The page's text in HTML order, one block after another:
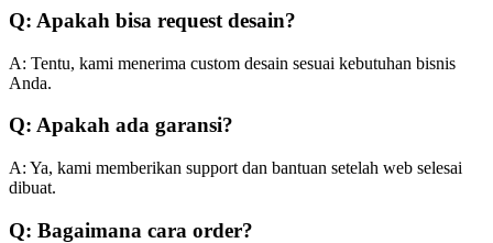
Q: Apakah bisa request desain?
A: Tentu, kami menerima custom desain sesuai kebutuhan bisnis
Anda.
Q: Apakah ada garansi?
A: Ya, kami memberikan support dan bantuan setelah web selesai
dibuat.
Q: Bagaimana cara order?